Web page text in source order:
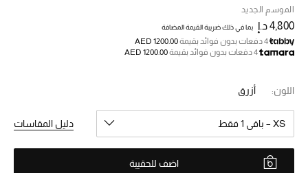
تسوقوا الآن
ما وصلنا حديثاً
ما وصلنا حديثاً
الموسم الجديد
النساء
الموسم الجديد
4,800 د.إ بما في ذلك ضريبة القيمة المضافة
4 دفعات بدون فوائد بقيمة
AED 1200.00
4 دفعات بدون فوائد بقيمة
AED 1200.00
اللون: أزرق
XS – باقي 1 فقط دليل المقاسات
اضف للحقيبة